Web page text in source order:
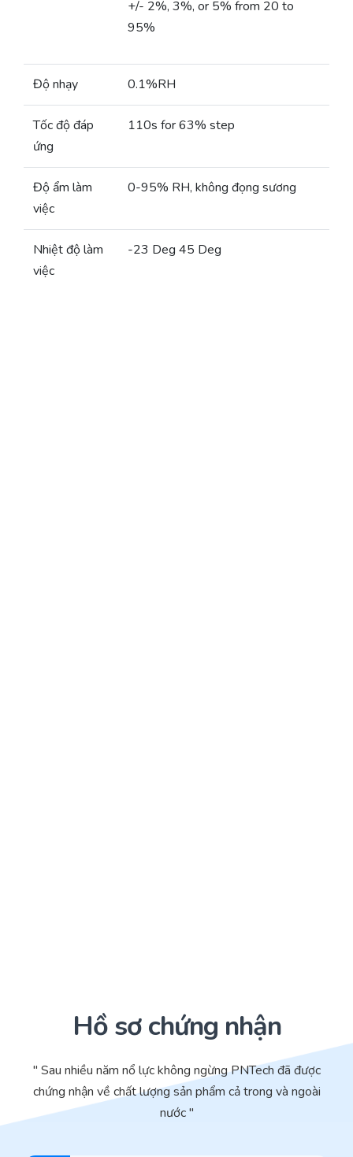
+/- 2%, 3%, or 5% from 20 to
95%
Độ nhạy 0.1%RH
Tốc độ đáp
ứng
110s for 63% step
Độ ẩm làm
việc
0-95% RH, không đọng sương
Nhiệt độ làm
việc
-23 Deg 45 Deg
Hồ sơ chứng nhận
" Sau nhiều năm nổ lực không ngừng PNTech đã được
chứng nhận về chất lượng sản phẩm cả trong và ngoài
nước "